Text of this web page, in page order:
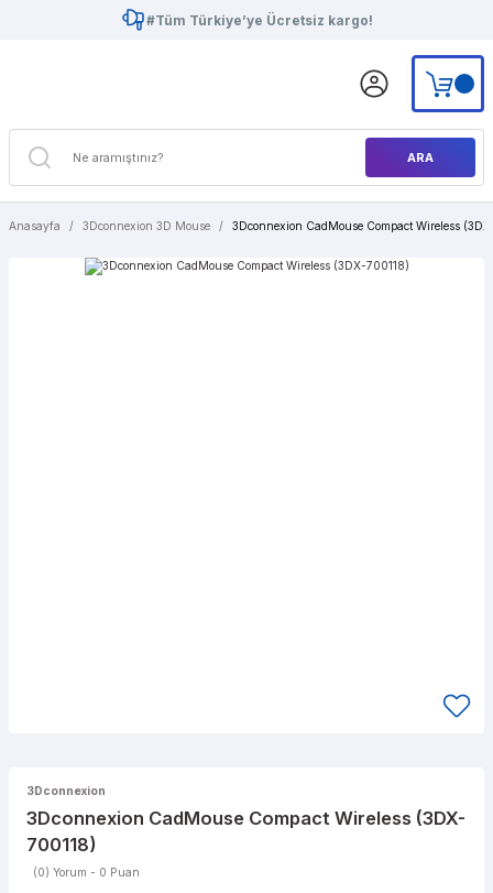
#Tüm Türkiye’ye Ücretsiz kargo!
ARA
Anasayfa 3Dconnexion 3D Mouse 3Dconnexion CadMouse Compact Wireless
3Dconnexion
3Dconnexion CadMouse Compact Wireless (3DX-
700118)
(0) Yorum - 0 Puan